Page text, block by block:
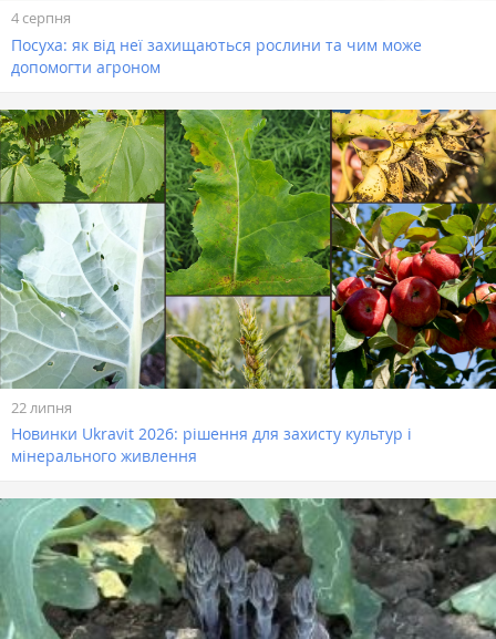
4 серпня
Посуха: як від неї захищаються рослини та чим може
допомогти агроном
22 липня
Новинки Ukravit 2026: рішення для захисту культур і
мінерального живлення